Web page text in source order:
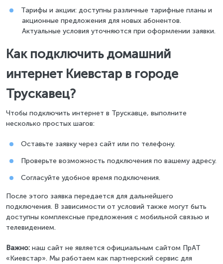
Тарифы и акции: доступны различные тарифные планы и
акционные предложения для новых абонентов.
Актуальные условия уточняются при оформлении заявки.
Как подключить домашний
интернет Киевстар в городе
Трускавец?
Чтобы подключить интернет в Трускавце, выполните
несколько простых шагов:
Оставьте заявку через сайт или по телефону.
Проверьте возможность подключения по вашему адресу.
Согласуйте удобное время подключения.
После этого заявка передается для дальнейшего
подключения. В зависимости от условий также могут быть
доступны комплексные предложения с мобильной связью и
телевидением.
Важно: наш сайт не является официальным сайтом ПрАТ
«Киевстар». Мы работаем как партнерский сервис для